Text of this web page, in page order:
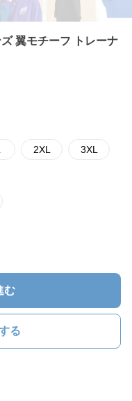
翼モチーフ トレーナ
2XL 3XL
む
る